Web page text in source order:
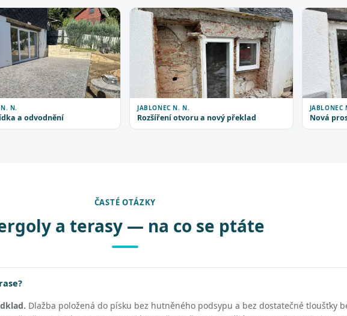
N. N.
a odvodnění
JABLONEC N. N.
Rozšíření otvoru a nový překlad
JABLONEC
Nová
ČASTÉ OTÁZKY
a terasy — na co se ptáte
Dlažba položená do písku bez hutněného podsypu a bez dostatečné tloušťky